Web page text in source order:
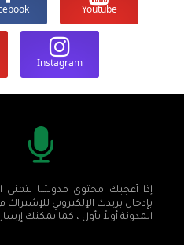
Youtube
Instagram
إذا أعجبك محتوى مدونتنا
بإدخال بريدك الإلكتروني
المدونة أولاً بأول ، كما يمكنك